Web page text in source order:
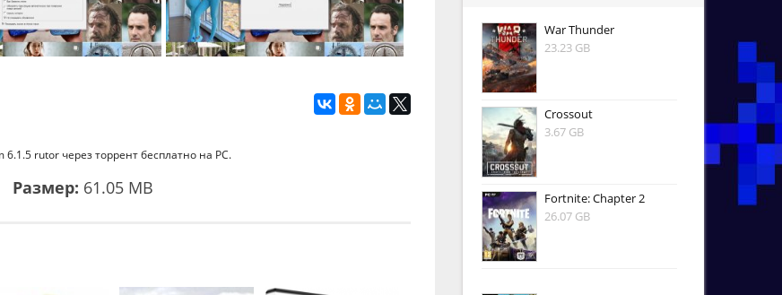
rutor через торрент бесплатно на PC.
Размер: 61.05 MB
War Thunder
23.23 GB
Crossout
3.67 GB
Fortnite: Chapter 2
26.07 GB